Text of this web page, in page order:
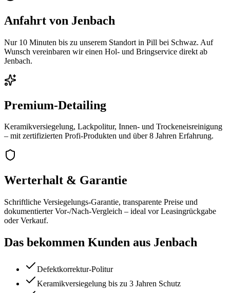
Anfahrt von Jenbach
Nur 10 Minuten bis zu unserem Standort in Pill bei Schwaz. Auf
Wunsch vereinbaren wir einen Hol- und Bringservice direkt ab
Jenbach.
Premium-Detailing
Keramikversiegelung, Lackpolitur, Innen- und Trockeneisreinigung
– mit zertifizierten Profi-Produkten und über8 Jahren Erfahrung.
Werterhalt & Garantie
Schriftliche Versiegelungs-Garantie, transparente Preise und
dokumentierter Vor-/Nach-Vergleich – ideal vor Leasingrückgabe
oder Verkauf.
Das bekommen Kunden aus Jenbach
Defektkorrektur-Politur
Keramikversiegelung bis zu 3 Jahren Schutz